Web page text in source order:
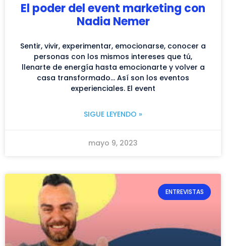
El poder del event marketing con
Nadia Nemer
Sentir, vivir, experimentar, emocionarse, conocer a
personas con los mismos intereses que tú,
llenarte de energía hasta emocionarte y volver a
casa transformado… Así son los eventos
experienciales. El event
SIGUE LEYENDO »
mayo 9, 2023
ENTREVISTAS